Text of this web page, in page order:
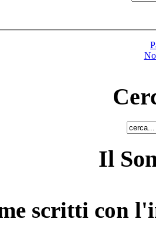
Il
scritti con